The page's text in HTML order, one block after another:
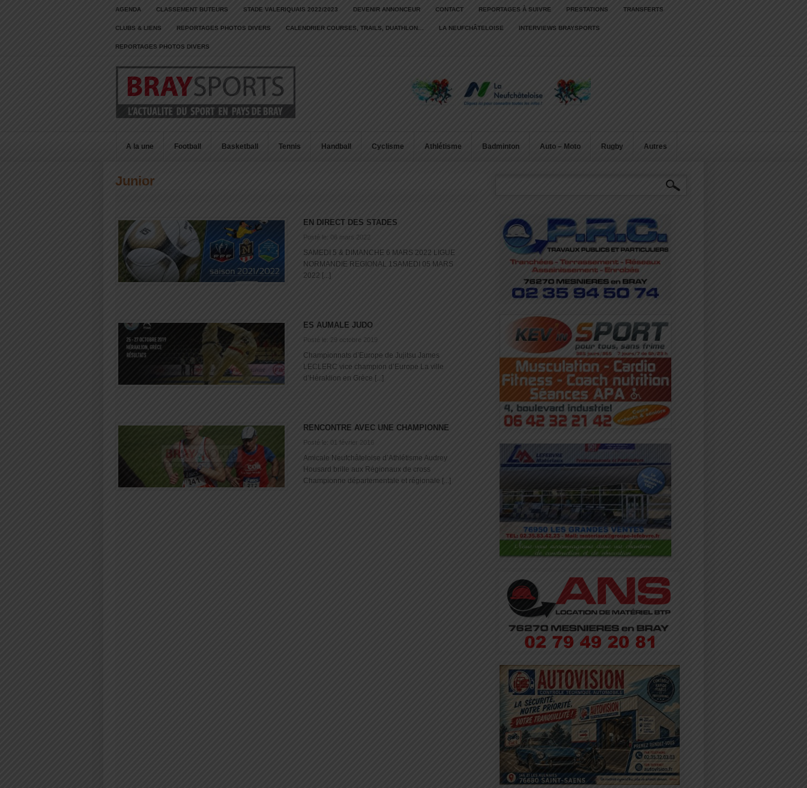
AGENDA CLASSEMENT BUTEURS STADE VALERIQUAIS 2022/2023 DEVENIR ANNONCEUR CONTACT REPORTAGES À SUIVRE PRESTATIONS TRANSFERTS
CLUBS & LIENS REPORTAGES PHOTOS DIVERS CALENDRIER COURSES, TRAILS, DUATHLON… LA NEUFCHÂTELOISE INTERVIEWS BRAYSPORTS
REPORTAGES PHOTOS DIVERS
A la une Football Basketball Tennis Handball Cyclisme Athlétisme Badminton Auto – Moto Rugby Autres
Junior
EN DIRECT DES STADES
Posté le: 06 mars 2022
SAMEDI 5 & DIMANCHE 6 MARS 2022 LIGUE
NORMANDIE REGIONAL 1SAMEDI 05 MARS
2022 [...]
ES AUMALE JUDO
Posté le: 29 octobre 2019
Championnats d’Europe de Jujitsu James
LECLERC vice champion d’Europe La ville
d’Héraklion en Grèce [...]
RENCONTRE AVEC UNE CHAMPIONNE
Posté le: 01 février 2016
Amicale Neufchâteloise d’Athlétisme Audrey
Housard brille aux Régionaux de cross
Championne départementale et régionale [...]